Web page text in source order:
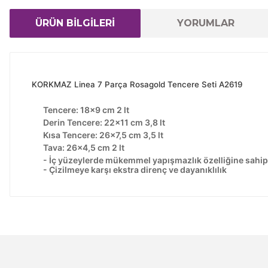
ÜRÜN BİLGİLERİ YORUMLAR
KORKMAZ Linea 7 Parça Rosagold Tencere Seti A2619
Tencere: 18x9 cm 2 lt
Derin Tencere: 22x11 cm 3,8 lt
Kısa Tencere: 26x7,5 cm 3,5 lt
Tava: 26x4,5 cm 2 lt
- İç yüzeylerde mükemmel yapışmazlık özelliğine
- Çizilmeye karşı ekstra direnç ve dayanıklılık